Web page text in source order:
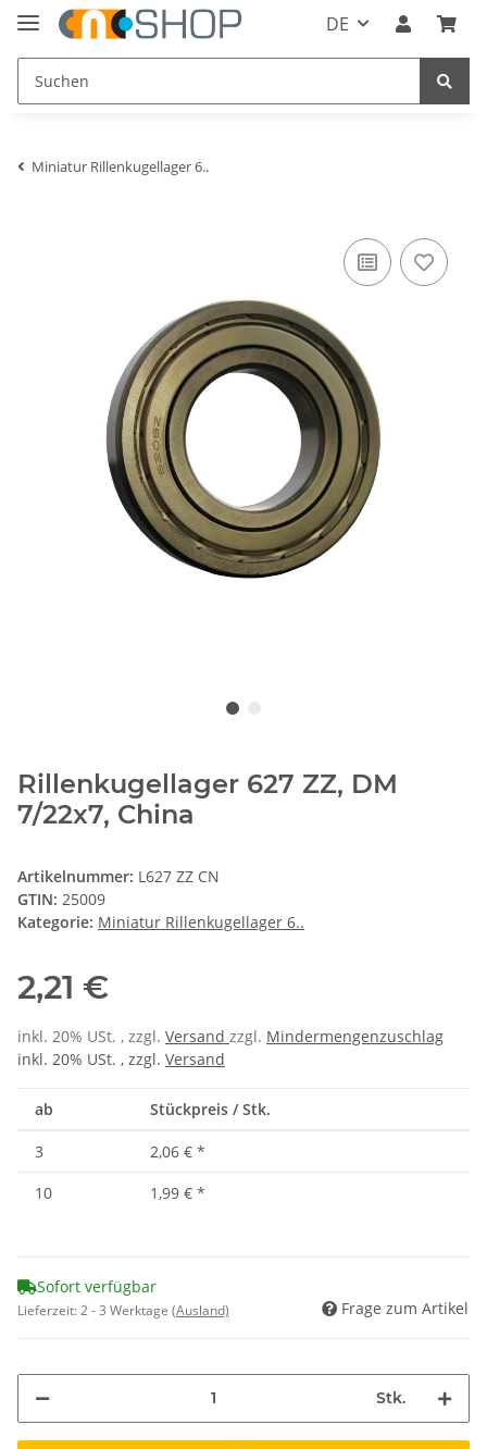
DE
Miniatur Rillenkugellager 6..
Rillenkugellager 627 ZZ, DM
7/22x7, China
Artikelnummer: L627 ZZ CN
GTIN: 25009
Kategorie: Miniatur Rillenkugellager 6..
2,21 €
inkl. 20% USt. , zzgl. Versand zzgl. Mindermengenzuschlag
inkl. 20% USt. , zzgl. Versand
ab Stückpreis / Stk.
3 2,06 € *
10
1,99 € *
Sofort verfügbar
Lieferzeit:2 - 3 Werktage (Ausland) Frage zum Artikel
Stk.